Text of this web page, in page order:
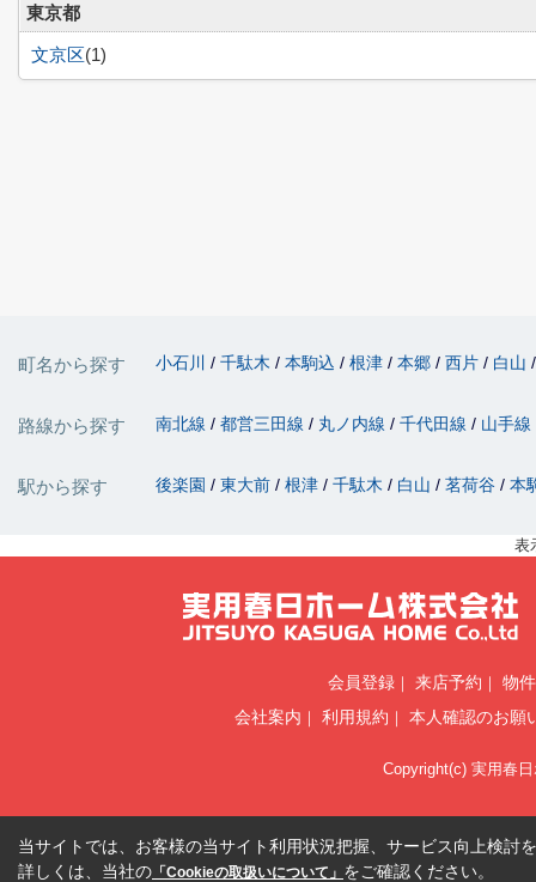
東京都
文京区(1)
町名から探す 小石川 千駄木 本駒込 根津 本郷 西片 白山
路線から探す 南北線 都営三田線 丸ノ内線 千代田線 山手線
駅から探す 後楽園 東大前 根津 千駄木 白山 茗荷谷 本
表
会員登録 来店予約
物
会社案内
利用規約 本人確認のお願
Copyright(c) 実用春
当サイトでは、お客様の当サイト利用状況把握、サービス向上検討
詳しくは、当社の 「Cookieの取扱いについて」 をご確認ください。